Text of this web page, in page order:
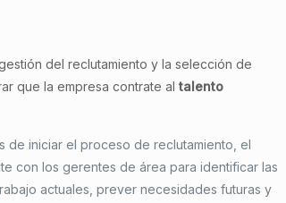
del reclutamiento y la selección de
que la empresa contrate altalento
de iniciar el proceso de reclutamiento, el
con los gerentes de área para identificar las
actuales, prever necesidades futuras y